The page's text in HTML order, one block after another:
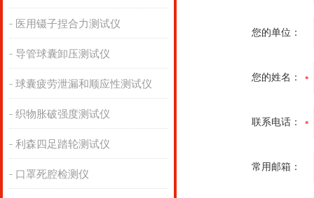
医用镊子捏合力测试仪
导管球囊卸压测试仪
球囊疲劳泄漏和顺应性测试仪
织物胀破强度测试仪
利森四足踏轮测试仪
口罩死腔检测仪
您的单位：
您的姓名：
联系电话：
常用邮箱：